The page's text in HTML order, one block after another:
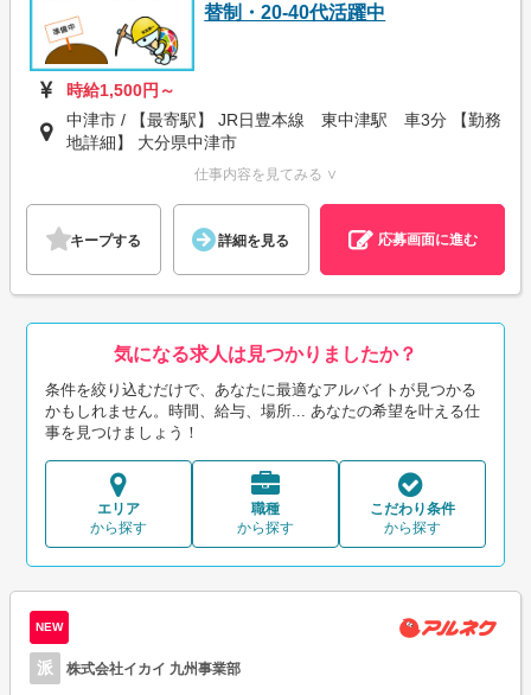
替制・20-40代活躍中
時給1,500円～
中津市 / 【最寄駅】 JR日豊本線 東中津駅 車3分 【勤務
地詳細】 大分県中津市
仕事内容を見てみる ∨
キープする 詳細を見る 応募画面に進む
気になる求人は見つかりましたか？
条件を絞り込むだけで、あなたに最適なアルバイトが見つかる
かもしれません。時間、給与、場所... あなたの希望を叶える仕
事を見つけましょう！
エリア
から探す
職種
から探す
こだわり条件
から探す
NEW
派 株式会社イカイ 九州事業部